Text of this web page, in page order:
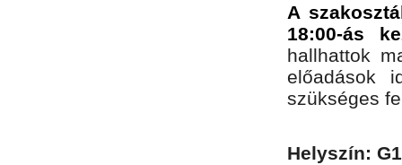
A
18:00-ás
hallhattok
előadások
szükséges
Helyszín: